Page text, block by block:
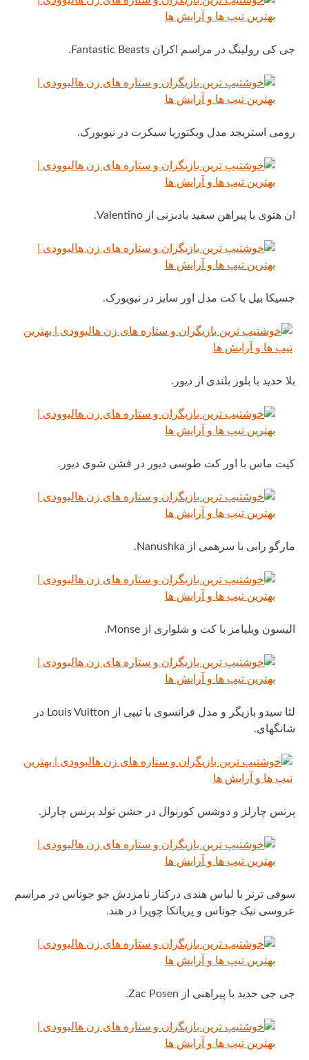
جی کی رولینگ در مراسم اکران Fantastic Beasts.
رومی استریجد مدل ویکتوریا سیکرت در نیویورک.
ان هتوی با پیراهن سفید بادبزنی از Valentino.
جسیکا بیل با کت مدل اور سایز در نیویورک.
بلا حدید با بلوز بلندی از دیور.
کیت ماس با اور کت طوسی دیور در فشن شوی دیور.
مارگو رابی با سرهمی از Nanushka.
الیسون ویلیامز با کت و شلواری از Monse.
لئا سیدو بازیگر و مدل فرانسوی با تیپی از Louis Vuitton در
شانگهای.
پرنس چارلز و دوشس کورنوال در جشن تولد پرنس چارلز.
سوفی ترنر با لباس هندی درکنار نامزدش جو جوناس در مراسم
عروسی نیک جوناس و پریانکا چوپرا در هند.
جی جی حدید با پیراهنی از Zac Posen.